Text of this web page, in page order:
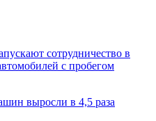
сотрудничество в
с пробегом
выросли в 4,5 раза